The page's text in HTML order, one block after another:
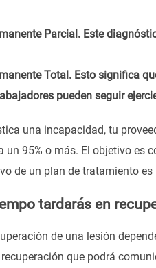
Parcial. Este
Total. Esto significa
pueden seguir
una incapacidad, tu
un 95% o más. El objetivo es
de un plan de tratamiento
tardarás en
de una lesión
que podrá